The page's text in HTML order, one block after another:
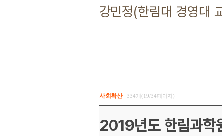
강민정(한림대 경영대
사회확산 334개(19/34페이지)
2019년도 한림과학